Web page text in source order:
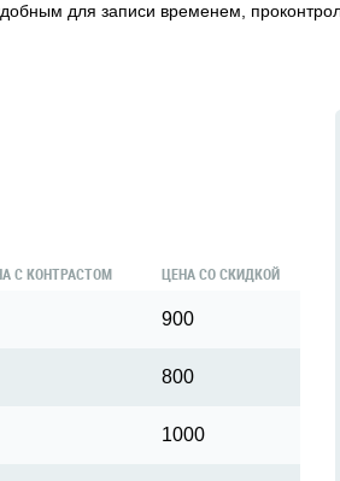
для записи временем,
С КОНТРАСТОМ ЦЕНА СО СКИДКОЙ
900
800
1000